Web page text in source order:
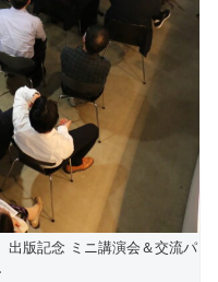
出版記念 ミニ講演会＆交流パ